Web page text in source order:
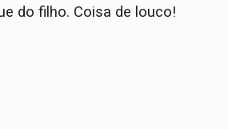
do filho. Coisa de louco!